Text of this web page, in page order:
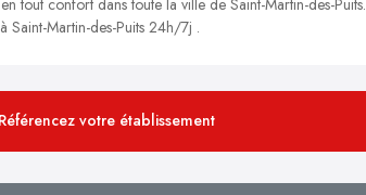
Saint-Martin-des-Puits 24h/7j .
votre établissement